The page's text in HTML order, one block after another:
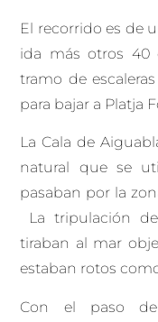
El recorrido es de
ida más otros 40
tramo de
para bajar a Platja
La Cala de
natural que se
pasaban por la
La tripulación
tiraban al mar
estaban rotos
Con el paso